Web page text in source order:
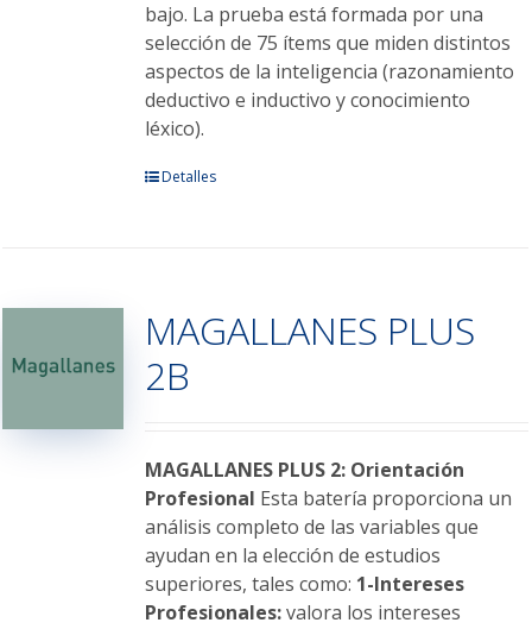
bajo. La prueba está formada por una
selección de 75 ítems que miden distintos
aspectos de la inteligencia (razonamiento
deductivo e inductivo y conocimiento
léxico).
Este
Las
opciones
se
en
la
página
de
producto
Detalles
MAGALLANES PLUS
2B
MAGALLANES PLUS 2: Orientación
Profesional Esta batería proporciona un
análisis completo de las variables que
ayudan en la elección de estudios
superiores, tales como: 1-Intereses
Profesionales:valora los intereses